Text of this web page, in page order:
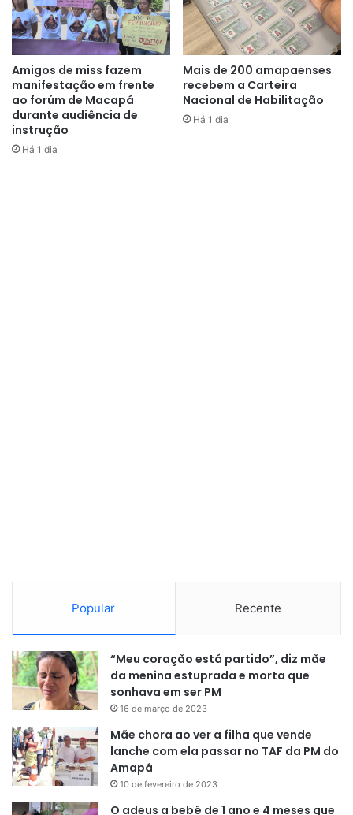
Amigos de miss fazem
manifestação em frente
ao forúm de Macapá
durante audiência de
instrução
Há 1 dia
Mais de 200 amapaenses
recebem a Carteira
Nacional de Habilitação
Há 1 dia
Popular Recente
“Meu coração está partido”, diz mãe
da menina estuprada e morta que
sonhava em ser PM
16 de março de 2023
Mãe chora ao ver a filha que vende
lanche com ela passar no TAF da PM do
Amapá
10 de fevereiro de 2023
O adeus a bebê de 1 ano e 4 meses que